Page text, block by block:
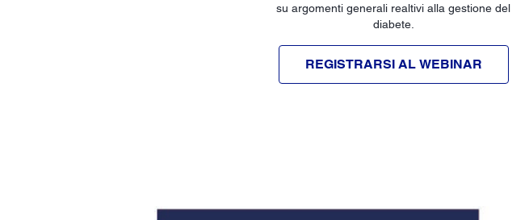
su argomenti generali realtivi alla gestione del
diabete.
REGISTRARSI AL WEBINAR